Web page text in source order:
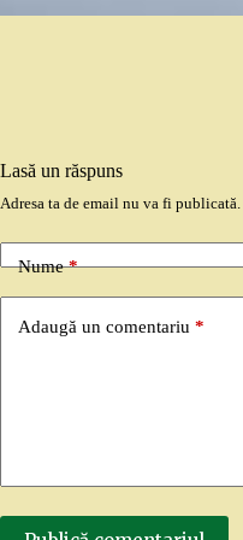
Lasă un răspuns
Adresa ta de email nu va fi publicată.
Nume*
Adaugă un comentariu *